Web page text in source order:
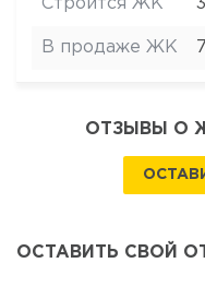
Строится ЖК 3
В продаже ЖК 7
ОТЗЫВЫ О
ОСТАВИТЬ СВОЙ